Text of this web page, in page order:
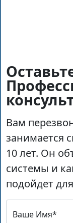
Вам
занимается
10 лет. Он
системы и
подойдет
Ваше Имя*